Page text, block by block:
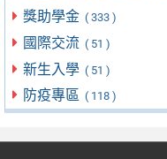
獎助學金 ( 333 )
國際交流 ( 51 )
新生入學 ( 51 )
防疫專區 ( 118 )